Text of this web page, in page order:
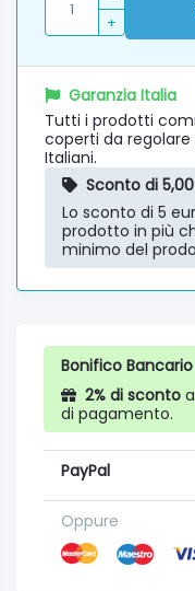
+
Garanzia Italia
Tutti i prodotti
coperti da
Italiani.
Sconto di
Lo sconto di 5
prodotto in più
minimo del
Bonifico Bancario
2% di sconto
di pagamento.
PayPal
Oppure